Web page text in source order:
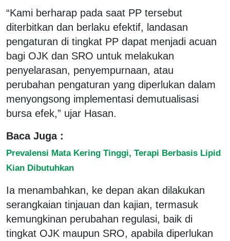
“Kami berharap pada saat PP tersebut
diterbitkan dan berlaku efektif, landasan
pengaturan di tingkat PP dapat menjadi acuan
bagi OJK dan SRO untuk melakukan
penyelarasan, penyempurnaan, atau
perubahan pengaturan yang diperlukan dalam
menyongsong implementasi demutualisasi
bursa efek,” ujar Hasan.
Baca Juga :
Prevalensi Mata Kering Tinggi, Terapi Berbasis Lipid
Kian Dibutuhkan
Ia menambahkan, ke depan akan dilakukan
serangkaian tinjauan dan kajian, termasuk
kemungkinan perubahan regulasi, baik di
tingkat OJK maupun SRO, apabila diperlukan